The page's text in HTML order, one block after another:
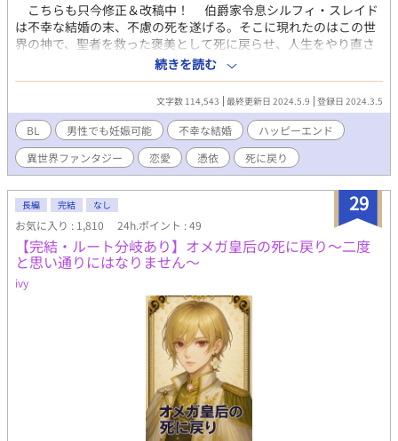
こちらも只今修正＆改稿中！ 伯爵家令息シルフィ・スレイド
は不幸な結婚の末、不慮の死を遂げる。そこに現れたのはこの世
界の神で、聖者を救った褒美として死に戻らせ、人生をやり直さ
せてやるという。それには喜ぶどころか呆然とする… 「何
故こんなに辛い人生を二度も生きなければならないのですか？絶
対に嫌です！」 そう死に戻りを拒否するシルフィに、神から
提案されたのは、まずは死にかけている人に一旦憑依させ、その
間に生きるということを見つめ直すようにと。それには益々困惑
することに… そしてそこまでする理由を神に問えば、自分に近
い者の願いでもあるからだと言う。それって、どういう意味？
だけどそんなのどうでもいい…楽に死なせて？そんな僅かな願
いも叶わず、別人の身体に魂を移されてしまったシルフィ。おま
けに全くの他人になるのかと思えば、憑依した先は何と寝たきり
だった弟の身体… それからロディア・グレンとしてのシルフィ
の二度目の人生が始まった。シルフィが味わった不幸な人生…そ
れに関わる夫にはもう二度と会わない！そう心に誓ったシルフ
ィ。なのに運命の悪戯か、またもや交差する運命に落ち込む
日々。そしてあろうことか、元夫のドミニクとの縁談が持ち上が
って… 新しい人生は好きに生きてみせます！そう誓うシルフ
ィだが、神から最後に告げられたのは、もし再び不幸な死に方を
したとしたら、その時は強制的にシルフィとして死に戻ることに
なるという事実で。それだけは絶対に嫌！そして元夫であるドミ
ニクと、その浮気相手だと思われた聖者のサウラ…その二人にも
やむにやまれない事情があって…三人は運命の渦に巻き込まれて
いく。 「悪の華」と呼ばれた令息の、人生やり直しと再生の物
語。 ※オメガバースではありませんが、一部の男性も子供を産
続きを読む
文字数 114,543 最終更新日 2024.5.9 登録日 2024.3.5
BL 男性でも妊娠可能 不幸な結婚
ハッピーエンド
異世界ファンタジー
恋愛 憑依 死に戻り
29
長編 完結 なし
お気に入り : 1,810 24h.ポイント : 49
【完結・ルート分岐あり】オメガ皇后の死に戻り〜二度
と思い通りにはなりません〜
ivy